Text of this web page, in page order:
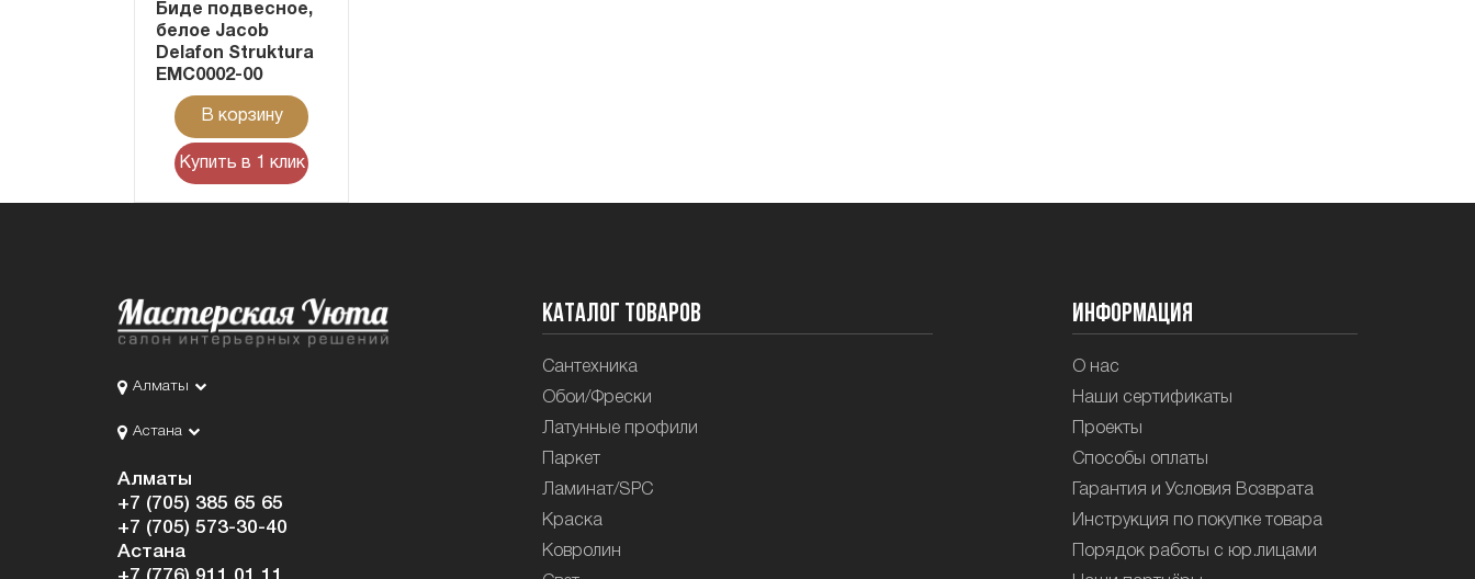
Биде подвесное,
белое Jacob
Delafon Struktura
EMC0002-00
В корзину
Купить в 1 клик
Алматы
Астана
Алматы
+7 (705) 385 65 65
+7 (705) 573-30-40
Астана
Каталог товаров
Сантехника
Обои/Фрески
Латунные профили
Паркет
Ламинат/SPC
Краска
Ковролин
Информация
О нас
Наши сертификаты
Проекты
Способы оплаты
Гарантия и Условия Возврата
Инструкция по покупке товара
Порядок работы с юр.лицами